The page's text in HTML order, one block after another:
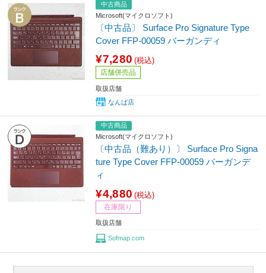
中古商品
Microsoft(マイクロソフト)
〔中古品〕 Surface Pro Signature Type
Cover FFP-00059 バーガンディ
¥7,280 (税込)
店舗併売品
取扱店舗
なんば店
中古商品
Microsoft(マイクロソフト)
〔中古品（難あり）〕 Surface Pro Signa
ture Type Cover FFP-00059 バーガンデ
ィ
¥4,880 (税込)
在庫限り
取扱店舗
Sofmap.com